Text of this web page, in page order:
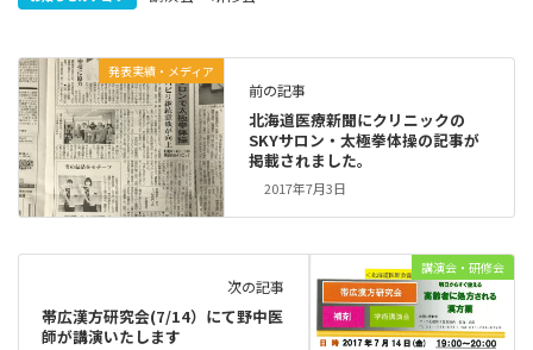
発表実績・メディア
前の記事
北海道医療新聞にクリニックの
SKYサロン・太極拳体操の記事が
掲載されました。
2017年7月3日
講演会・研修会
次の記事
帯広漢方研究会(7/14）にて野中医
師が講演いたします